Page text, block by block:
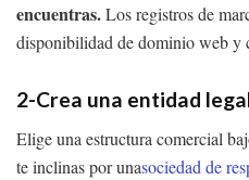
encuentras.Los registros de
disponibilidad de dominio web y
2-Crea una entidad
Elige una estructura comercial
te inclinas por unasociedad de